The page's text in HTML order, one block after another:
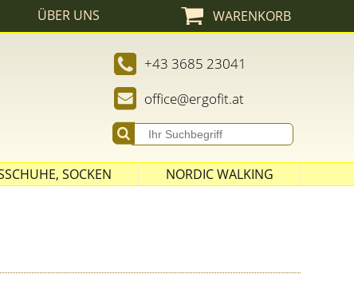
WARENKORB
ÜBER UNS
+43 3685 23041
office@ergofit.at
SOCKEN NORDIC WALKING
GRIFFE UND SCHLAUFEN